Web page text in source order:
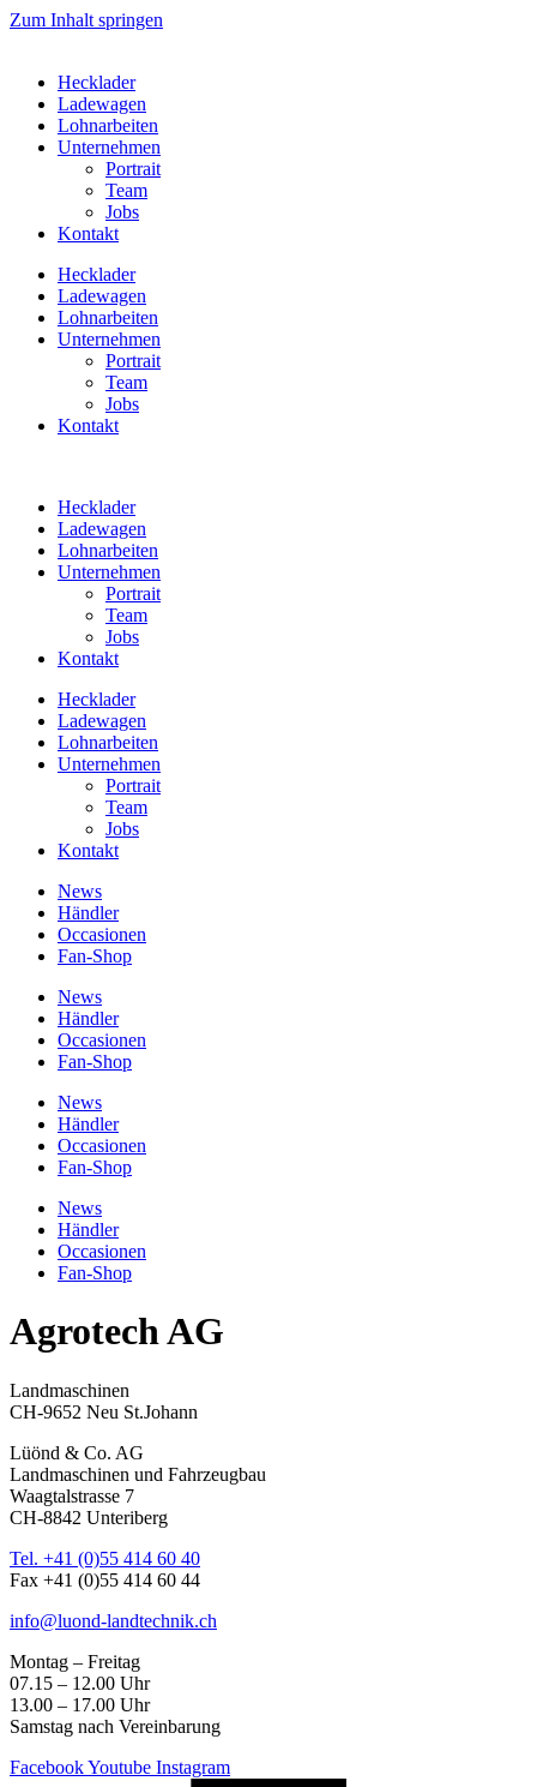
Zum Inhalt springen
Hecklader
Ladewagen
Lohnarbeiten
Unternehmen
Portrait
Team
Jobs
Kontakt
Hecklader
Ladewagen
Lohnarbeiten
Unternehmen
Portrait
Team
Jobs
Kontakt
Hecklader
Ladewagen
Lohnarbeiten
Unternehmen
Portrait
Team
Jobs
Kontakt
Hecklader
Ladewagen
Lohnarbeiten
Unternehmen
Portrait
Team
Jobs
Kontakt
News
Händler
Occasionen
Fan-Shop
News
Händler
Occasionen
Fan-Shop
News
Händler
Occasionen
Fan-Shop
News
Händler
Occasionen
Fan-Shop
Agrotech AG
Landmaschinen
CH-9652 Neu St.Johann
Lüönd & Co. AG
Landmaschinen und Fahrzeugbau
Waagtalstrasse 7
CH-8842 Unteriberg
Tel. +41 (0)55 414 60 40
Fax +41 (0)55 414 60 44
info@luond-landtechnik.ch
Montag – Freitag
07.15 – 12.00 Uhr
13.00 – 17.00 Uhr
Samstag nach Vereinbarung
FacebookYoutube Instagram